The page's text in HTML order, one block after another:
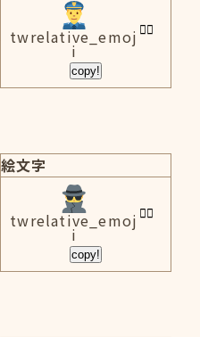
twrelative_emoj
i
copy!
絵文字
twrelative_emoj
i
copy!